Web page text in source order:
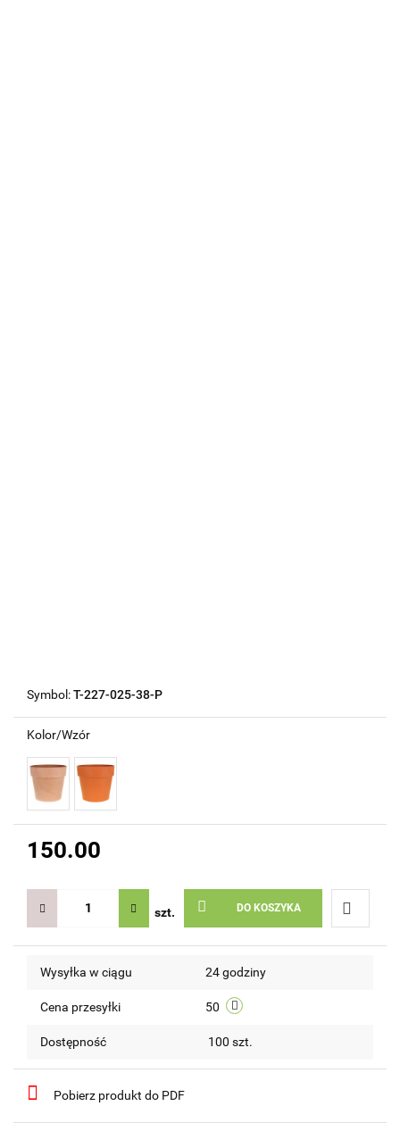
Symbol:T-227-025-38-P
Kolor/Wzór
150.00
szt. DO KOSZYKA
Do
Wysyłka w ciągu 24 godziny
Cena przesyłki 50
Dostępność 100 szt.
Pobierz produkt do PDF